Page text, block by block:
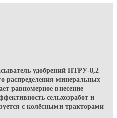
удобренийПТРУ-8,2
распределения минеральных
равномерное внесение
сельхозработ и
с колёсными тракторами